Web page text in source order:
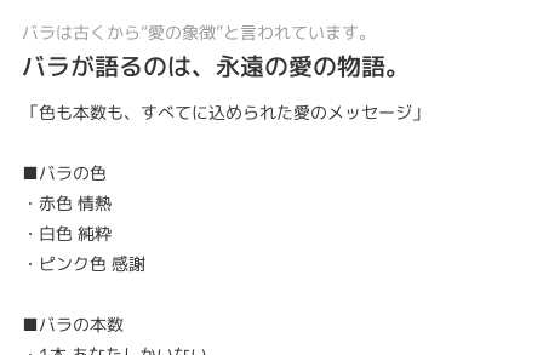
バラは古くから“愛の象徴”と言われています。
バラが語るのは、永遠の愛の物語。
「色も本数も、すべてに込められた愛のメッセージ」
■バラの色
・赤色 情熱
・白色 純粋
・ピンク色 感謝
■バラの本数